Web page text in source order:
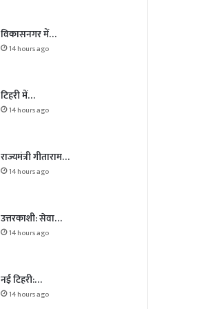
विकासनगर में…
14 hours ago
टिहरी में…
14 hours ago
राज्यमंत्री गीताराम…
14 hours ago
उत्तरकाशी: सेवा…
14 hours ago
नई टिहरी:…
14 hours ago